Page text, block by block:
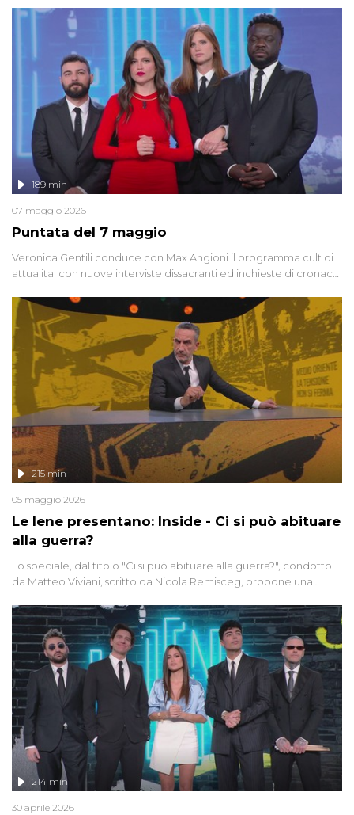
racconta l'universo delle narrazioni alternative, dei sospetti
globali e del complottismo che negli ultimi anni hanno invaso
social network, talk show, piazze digitali e immaginario collettivo.
Puntata del 7 maggio
189 min
07 maggio 2026
Veronica Gentili conduce con Max Angioni il programma cult di
attualita' con nuove interviste dissacranti ed inchieste di cronaca
Le Iene presentano: Inside - Ci si può abituare
alla guerra?
215 min
05 maggio 2026
Lo speciale, dal titolo "Ci si può abituare alla guerra?", condotto
da Matteo Viviani, scritto da Nicola Remisceg, propone una
di settore - su quanto la guerra sia diventata una realtà pervasiva.
Anche se l'Italia non è direttamente coinvolta in conflitti armati, il
contesto globale rende impossibile considerarla un fenomeno
lontano.
214 min
30 aprile 2026